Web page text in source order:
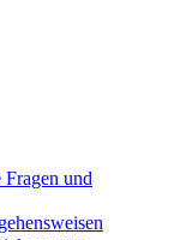
und